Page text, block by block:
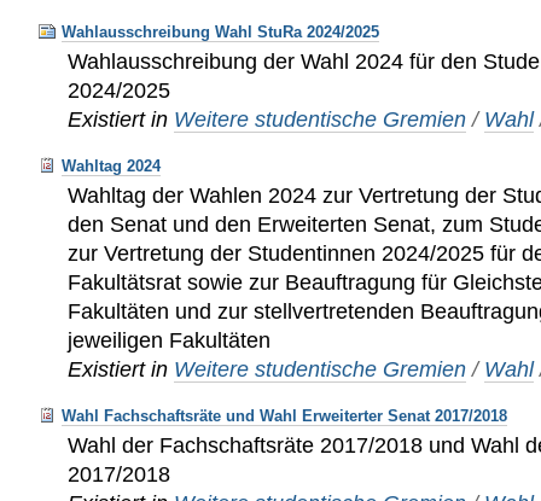
Wahlausschreibung Wahl StuRa 2024/2025
Wahlausschreibung der Wahl 2024 für den
2024/2025
Existiert in Weitere studentische Gremien / Wahl
Wahltag 2024
Wahltag der Wahlen 2024 zur Vertretung der
den Senat und den Erweiterten Senat, zum
zur Vertretung der Studentinnen 2024/2025 für
Fakultätsrat sowie zur Beauftragung für
Fakultäten und zur stellvertretenden
jeweiligen Fakultäten
Existiert in Weitere studentische Gremien / Wahl
Wahl Fachschaftsräte und Wahl Erweiterter Senat 2017/2018
Wahl der Fachschaftsräte 2017/2018 und Wahl
2017/2018